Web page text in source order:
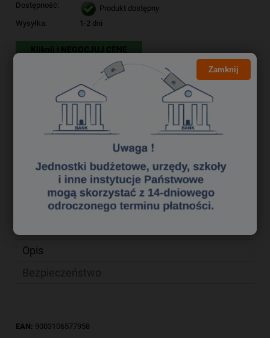
Dostępność:
Produkt dostępny
Wysyłka:
1-2 dni
Kliknij i NEGOCJUJ CENĘ
16,12 zł
do koszyka
Producent:
Kod produktu:
su 0610279
zapytaj o produkt
poleć znajomemu
Opis
EAN: 9003106577958
Zamknij